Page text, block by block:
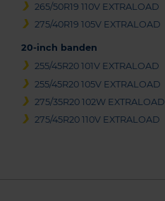
265/50R19 110V EXTRALOAD
275/40R19 105V EXTRALOAD
20-inch banden
255/45R20 101V EXTRALOAD
255/45R20 105V EXTRALOAD
275/35R20 102W EXTRALOAD
275/45R20 110V EXTRALOAD